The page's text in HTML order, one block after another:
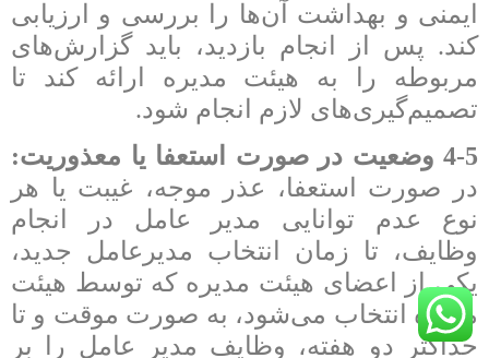
ایمنی و بهداشت آن‌ها را بررسی و ارزیابی
کند. پس از انجام بازدید، باید گزارش‌های
مربوطه را به هیئت مدیره ارائه کند تا
تصمیم‌گیری‌های لازم انجام شود.
4-5 وضعیت در صورت استعفا یا معذوریت:
در صورت استعفا، عذر موجه، غیبت یا هر
نوع عدم توانایی مدیر عامل در انجام
وظایف، تا زمان انتخاب مدیرعامل جدید،
یکی از اعضای هیئت مدیره که توسط هیئت
مدیره انتخاب می‌شود، به صورت موقت و تا
حداکثر دو هفته، وظایف مدیر عامل را بر